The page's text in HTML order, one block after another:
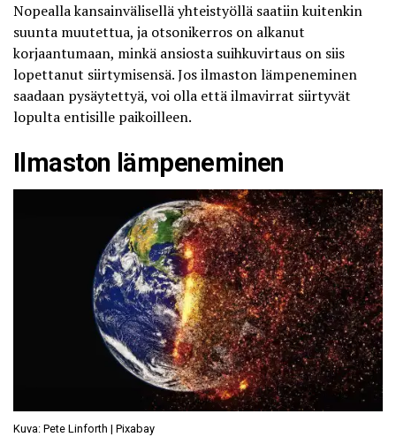
Nopealla kansainvälisellä yhteistyöllä saatiin kuitenkin
suunta muutettua, ja otsonikerros on alkanut
korjaantumaan, minkä ansiosta suihkuvirtaus on siis
lopettanut siirtymisensä. Jos ilmaston lämpeneminen
saadaan pysäytettyä, voi olla että ilmavirrat siirtyvät
lopulta entisille paikoilleen.
Ilmaston lämpeneminen
Kuva: Pete Linforth | Pixabay